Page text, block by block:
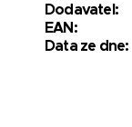
Dodavatel:
EAN:
Data ze dne: